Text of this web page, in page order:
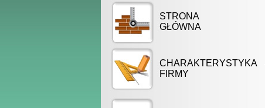
STRONA
GŁÓWNA
CHARAKTERYSTYKA
FIRMY